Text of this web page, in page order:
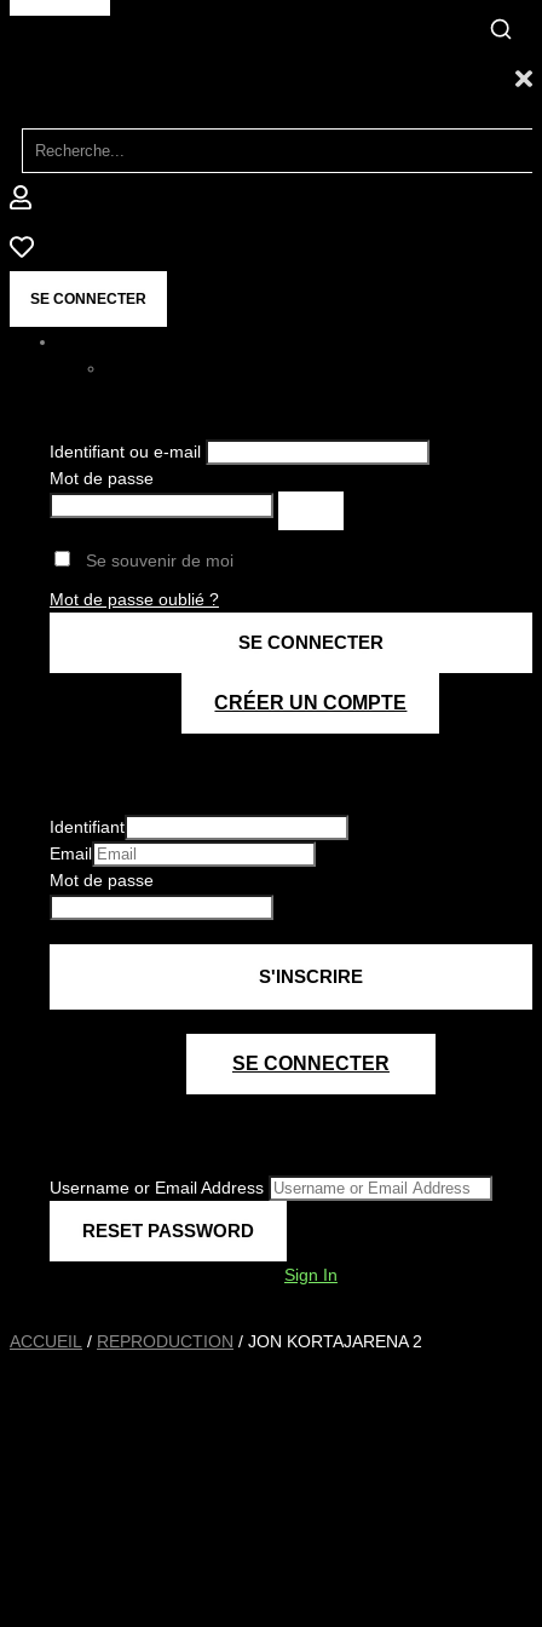
SE CONNECTER
Identifiant ou e-mail
Mot de passe
Se souvenir de moi
Mot de passe oublié ?
CRÉER UN COMPTE
Identifiant
Email
Mot de passe
SE CONNECTER
Username or Email Address
Sign In
ACCUEIL / REPRODUCTION / JON KORTAJARENA 2